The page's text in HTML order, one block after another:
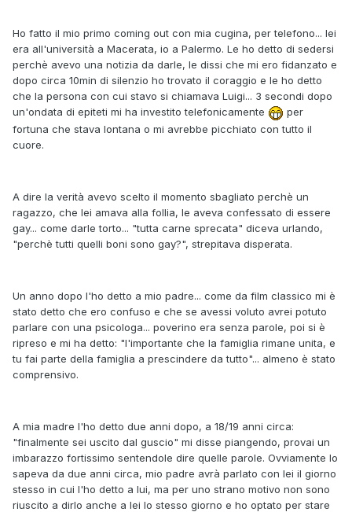
Ho fatto il mio primo coming out con mia cugina, per telefono... lei
era all'università a Macerata, io a Palermo. Le ho detto di sedersi
perchè avevo una notizia da darle, le dissi che mi ero fidanzato e
dopo circa 10min di silenzio ho trovato il coraggio e le ho detto
che la persona con cui stavo si chiamava Luigi... 3 secondi dopo
un'ondata di epiteti mi ha investito telefonicamente
per
fortuna che stava lontana o mi avrebbe picchiato con tutto il
cuore.
A dire la verità avevo scelto il momento sbagliato perchè un
ragazzo, che lei amava alla follia, le aveva confessato di essere
gay... come darle torto... "tutta carne sprecata" diceva urlando,
"perchè tutti quelli boni sono gay?", strepitava disperata.
Un anno dopo l'ho detto a mio padre... come da film classico mi è
stato detto che ero confuso e che se avessi voluto avrei potuto
parlare con una psicologa... poverino era senza parole, poi si è
ripreso e mi ha detto: "l'importante che la famiglia rimane unita, e
tu fai parte della famiglia a prescindere da tutto"... almeno è stato
comprensivo.
A mia madre l'ho detto due anni dopo, a 18/19 anni circa:
"finalmente sei uscito dal guscio" mi disse piangendo, provai un
imbarazzo fortissimo sentendole dire quelle parole. Ovviamente lo
sapeva da due anni circa, mio padre avrà parlato con lei il giorno
stesso in cui l'ho detto a lui, ma per uno strano motivo non sono
riuscito a dirlo anche a lei lo stesso giorno e ho optato per stare